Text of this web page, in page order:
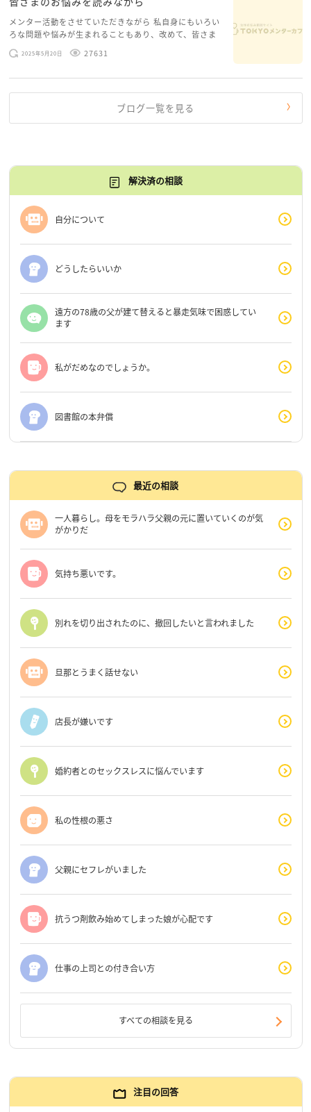
メンター活動をさせていただきながら 私自身にもいろい
ろな問題や悩みが生まれることもあり、改めて、皆さま
のお悩みを読みながら 「みんな、もがいてる。わたし
だけじゃないんだな」と、逆に励まされるような日々で
2025年5月20日 27631
ブログ一覧を見る
解決済の相談
自分について
どうしたらいいか
遠方の78歳の父が建て替えると暴走気味で困惑してい
ます
私がだめなのでしょうか。
図書館の本弁償
最近の相談
一人暮らし。母をモラハラ父親の元に置いていくのが気
がかりだ
気持ち悪いです。
別れを切り出されたのに、撤回したいと言われました
旦那とうまく話せない
店長が嫌いです
婚約者とのセックスレスに悩んでいます
私の性根の悪さ
父親にセフレがいました
抗うつ剤飲み始めてしまった娘が心配です
仕事の上司との付き合い方
すべての相談を見る
注目の回答